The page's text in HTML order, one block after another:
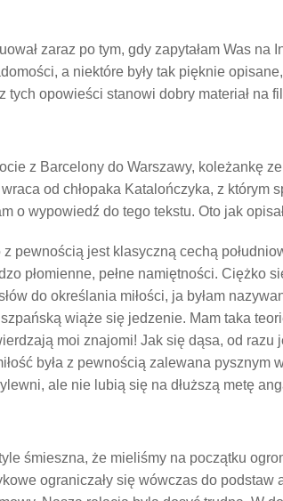
zaraz po tym, gdy zapytałam Was na
a niektóre były tak pięknie
tych opowieści stanowi dobry materiał na
z Barcelony do Warszawy, koleżankę
od chłopaka Katalończyka, z którym
o wypowiedź do tego tekstu. Oto jak
z pewnością jest klasyczną cechą
płomienne, pełne namiętności. Ciężko
do określania miłości, ja byłam
wiąże się jedzenie. Mam taka
moi znajomi! Jak się dąsa, od razu
była z pewnością zalewana pysznym
ale nie lubią się na dłuższą metę
śmieszna, że mieliśmy na początku
ograniczały się wówczas do podstaw